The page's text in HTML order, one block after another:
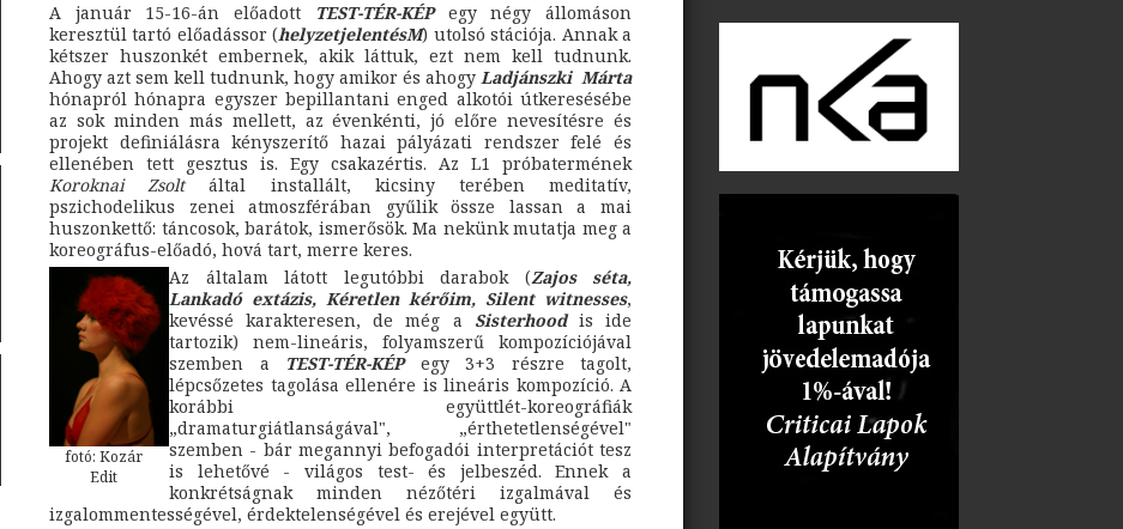
A január 15-16-án előadott TEST-TÉR-KÉPegy négy állomáson
keresztül tartó előadássor (helyzetjelentésM) utolsó stációja. Annak a
kétszer huszonkét embernek, akik láttuk, ezt nem kell tudnunk.
Ahogy azt sem kell tudnunk, hogy amikor és ahogy Ladjánszki Márta
hónapról hónapra egyszer bepillantani enged alkotói útkeresésébe
az sok minden más mellett, az évenkénti, jó előre nevesítésre és
projekt definiálásra kényszerítő hazai pályázati rendszer felé és
ellenében tett gesztus is. Egy csakazértis. Az L1 próbatermének
Koroknai Zsoltáltal installált, kicsiny terében meditatív,
pszichodelikus zenei atmoszférában gyűlik össze lassan a mai
huszonkettő: táncosok, barátok, ismerősök. Ma nekünk mutatja meg a
koreográfus-előadó, hová tart, merre keres.
fotó: Kozár
Edit
Az általam látott legutóbbi darabok (Zajos séta,
Lankadó extázis, Kéretlen kérőim, Silent witnesses,
kevéssé karakteresen, de még a Sisterhoodis ide
tartozik) nem-lineáris, folyamszerű kompozíciójával
szemben a
TEST-TÉR-KÉPegy 3+3 részre tagolt,
lépcsőzetes tagolása ellenére is lineáris kompozíció. A
korábbi együttlét-koreográfiák
„dramaturgiátlanságával", „érthetetlenségével"
szemben - bár megannyi befogadói interpretációt tesz
is lehetővé - világos test- és jelbeszéd. Ennek a
konkrétságnak minden nézőtéri izgalmával és
izgalommentességével, érdektelenségével és erejével együtt.